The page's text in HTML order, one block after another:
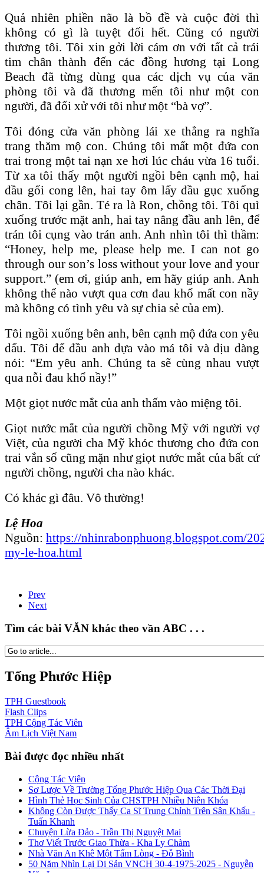
Quả nhiên phiền não là bồ đề và cuộc đời thì
không có gì là tuyệt đối hết. Cũng có người
thương tôi. Tôi xin gởi lời cám ơn với tất cả trái
tim chân thành đến các đồng hương tại Long
Beach đã từng dùng qua các dịch vụ của văn
phòng tôi và đã thương mến tôi như một con
người, đã đối xử với tôi như một “bà vợ”.
Tôi đóng cửa văn phòng lái xe thẳng ra nghĩa
trang thăm mộ con. Chúng tôi mất một đứa con
trai trong một tai nạn xe hơi lúc cháu vừa 16 tuổi.
Từ xa tôi thấy một người ngồi bên cạnh mộ, hai
đầu gối cong lên, hai tay ôm lấy đầu gục xuống
chân. Tôi lại gần. Té ra là Ron, chồng tôi. Tôi quì
xuống trước mặt anh, hai tay nâng đầu anh lên, để
trán tôi cụng vào trán anh. Anh nhìn tôi thì thầm:
“Honey, help me, please help me. I can not go
through our son’s loss without your love and your
support.” (em ơi, giúp anh, em hãy giúp anh. Anh
không thể nào vượt qua cơn đau khổ mất con nầy
mà không có tình yêu và sự chia sẻ của em).
Tôi ngồi xuống bên anh, bên cạnh mộ đứa con yêu
dấu. Tôi để đầu anh dựa vào má tôi và dịu dàng
nói: “Em yêu anh. Chúng ta sẽ cùng nhau vượt
qua nỗi đau khổ nầy!”
Một giọt nước mắt của anh thấm vào miệng tôi.
Giọt nước mắt của người chồng Mỹ với người vợ
Việt, của người cha Mỹ khóc thương cho đứa con
trai vắn số cũng mặn như giọt nước mắt của bất cứ
người chồng, người cha nào khác.
Có khác gì đâu. Vô thường!
Lệ Hoa
Nguồn: https://nhinrabonphuong.blogspot.com/
my-le-hoa.html
Prev
Next
Tìm các bài VĂN khác theo vần ABC . . .
Tống Phước Hiệp
TPH Guestbook
Flash Clips
TPH Cộng Tác Viên
Âm Lịch Việt Nam
Bài được đọc nhiều nhất
Cộng Tác Viên
Sơ Lược Về Trường Tống Phước Hiệp Qua Các Thời Đại
Hình Thẻ Học Sinh Của CHSTPH Nhiều Niên Khóa
Không Còn Được Thấy Ca Sĩ Trung Chỉnh Trên Sân Khấu -
Tuấn Khanh
Chuyện Lừa Đảo - Trần Thị Nguyệt Mai
Thơ Viết Trước Giao Thừa - Kha Ly Chàm
Nhà Văn An Khê Một Tấm Lòng - Đỗ Bình
50 Năm Nhìn Lại Di Sản VNCH 30-4-1975-2025 - Nguyễn